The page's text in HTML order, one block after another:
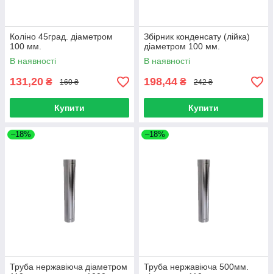
Коліно 45град. діаметром
100 мм.
В наявності
131,20 ₴ 160 ₴
Купити
Збірник конденсату (лійка)
діаметром 100 мм.
В наявності
198,44 ₴ 242 ₴
Купити
–18%
Труба нержавіюча діаметром
–18%
Труба нержавіюча 500мм.